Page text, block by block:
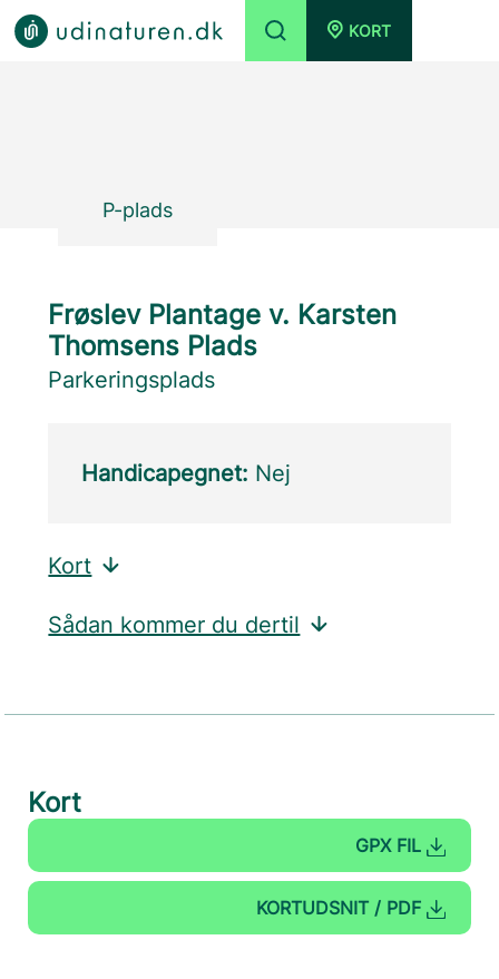
KORT
P-plads
Frøslev Plantage v. Karsten
Thomsens Plads
Parkeringsplads
Handicapegnet: Nej
Kort
Sådan kommer du dertil
Kort
GPX FIL
KORTUDSNIT / PDF